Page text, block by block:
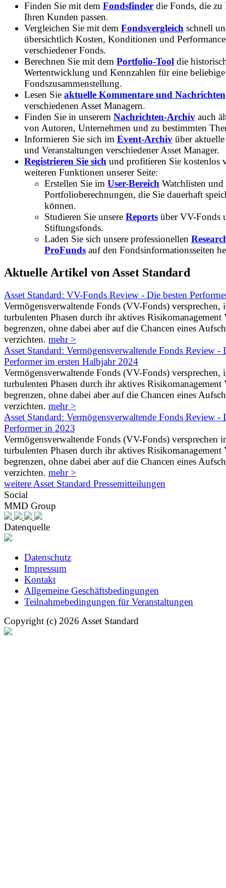
Finden Sie mit dem Fondsfinder die Fonds, die zu
Ihren Kunden passen.
Vergleichen Sie mit dem Fondsvergleich schnell
übersichtlich Kosten, Konditionen und Performance
verschiedener Fonds.
Berechnen Sie mit dem Portfolio-Tool die
Wertentwicklung und Kennzahlen für eine beliebige
Fondszusammenstellung.
Lesen Sie aktuelle Kommentare und Nachrichten
verschiedenen Asset Managern.
Finden Sie in unserem Nachrichten-Archiv auch
von Autoren, Unternehmen und zu bestimmten
Informieren Sie sich im Event-Archiv über
und Veranstaltungen verschiedener Asset Manager.
Registrieren Sie sich und profitieren Sie kostenlos
weiteren Funktionen unserer Seite:
Erstellen Sie im User-Bereich Watchlisten und
Portfolioberechnungen, die Sie dauerhaft
können.
Studieren Sie unsere Reports über VV-Fonds
Stiftungsfonds.
Laden Sie sich unsere professionellen
ProFunds auf den Fondsinformationsseiten
Aktuelle Artikel von Asset Standard
Asset Standard: VV-Fonds Review - Die besten
Vermögensverwaltende Fonds (VV-Fonds) versprechen,
turbulenten Phasen durch ihr aktives Risikomanagement
begrenzen, ohne dabei aber auf die Chancen eines
verzichten. mehr >
Asset Standard: Vermögensverwaltende Fonds Review -
Performer im ersten Halbjahr 2024
Vermögensverwaltende Fonds (VV-Fonds) versprechen,
turbulenten Phasen durch ihr aktives Risikomanagement
begrenzen, ohne dabei aber auf die Chancen eines
verzichten. mehr >
Asset Standard: Vermögensverwaltende Fonds Review -
Performer in 2023
Vermögensverwaltende Fonds (VV-Fonds) versprechen
turbulenten Phasen durch ihr aktives Risikomanagement
begrenzen, ohne dabei aber auf die Chancen eines
verzichten. mehr >
weitere Asset Standard Pressemitteilungen
Social
MMD Group
Datenquelle
Datenschutz
Impressum
Kontakt
Allgemeine Geschäftsbedingungen
Teilnahmebedingungen für Veranstaltungen
Copyright (c) 2026 Asset Standard